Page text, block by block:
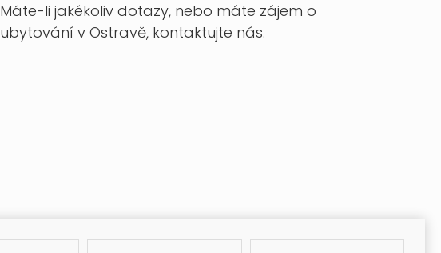
Máte-li jakékoliv dotazy, nebo máte zájem o
ubytování v Ostravě, kontaktujte nás.